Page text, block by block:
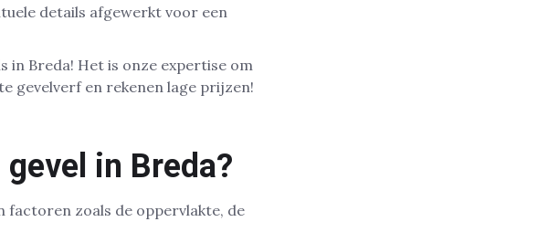
details afgewerkt voor een
in Breda! Het is onze expertise om
gevelverf en rekenen lage prijzen!
in Breda?
factoren zoals de oppervlakte, de